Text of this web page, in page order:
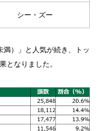
シー・ズー
）」と人気が続き、トッ
となりました。